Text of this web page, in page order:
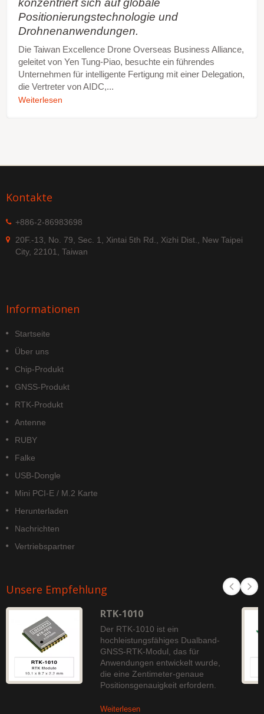
konzentriert sich auf globale
Positionierungstechnologie und
Drohnenanwendungen.
Die Taiwan Excellence Drone Overseas Business Alliance,
geleitet von Yen Tung-Piao, besuchte ein führendes
Unternehmen für intelligente Fertigung mit einer Delegation,
die Vertreter von AIDC,...
Weiterlesen
Kontakte
+886-2-86983698
20F.-13, No. 79, Sec. 1, Xintai 5th Rd., Xizhi Dist., New Taipei
City, 22101, Taiwan
Informationen
Startseite
Über uns
Chip-Produkt
GNSS-Produkt
RTK-Produkt
Antenne
RUBY
Falke
USB-Dongle
Mini PCI-E / M.2 Karte
Herunterladen
Nachrichten
Vertriebspartner
Unsere Empfehlung
RTK-1010
Der RTK-1010 ist ein
hochleistungsfähiges Dualband-
GNSS-RTK-Modul, das für
Anwendungen entwickelt wurde,
die eine Zentimeter-genaue
Positionsgenauigkeit erfordern.
Weiterlesen